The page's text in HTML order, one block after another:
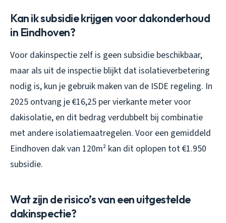
Kan ik subsidie krijgen voor dakonderhoud
in Eindhoven?
Voor dakinspectie zelf is geen subsidie beschikbaar,
maar als uit de inspectie blijkt dat isolatieverbetering
nodig is, kun je gebruik maken van de ISDE regeling. In
2025 ontvang je €16,25 per vierkante meter voor
dakisolatie, en dit bedrag verdubbelt bij combinatie
met andere isolatiemaatregelen. Voor een gemiddeld
Eindhoven dak van 120m² kan dit oplopen tot €1.950
subsidie.
Wat zijn de risico’s van een uitgestelde
dakinspectie?